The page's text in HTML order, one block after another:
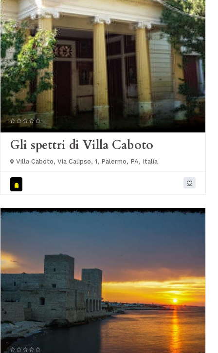
Gli spettri di Villa Caboto
Villa Caboto, Via Calipso, 1, Palermo, PA, Italia